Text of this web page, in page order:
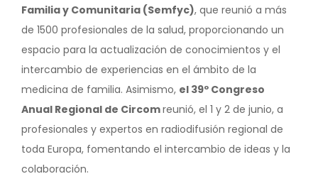
Familia y Comunitaria (Semfyc), que reunió a más
de 1500 profesionales de la salud, proporcionando un
espacio para la actualización de conocimientos y el
intercambio de experiencias en el ámbito de la
medicina de familia. Asimismo, el 39º Congreso
Anual Regional de Circomreunió, el 1 y 2 de junio, a
profesionales y expertos en radiodifusión regional de
toda Europa, fomentando el intercambio de ideas y la
colaboración.